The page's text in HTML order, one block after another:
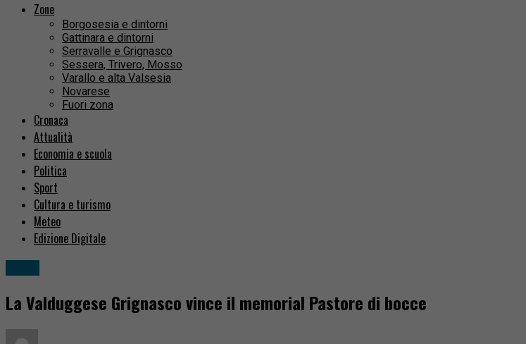
Zone
Borgosesia e dintorni
Gattinara e dintorni
Serravalle e Grignasco
Sessera, Trivero, Mosso
Varallo e alta Valsesia
Novarese
Fuori zona
Cronaca
Attualità
Economia e scuola
Politica
Sport
Cultura e turismo
Meteo
Edizione Digitale
La Valduggese Grignasco vince il memorial Pastore di bocce